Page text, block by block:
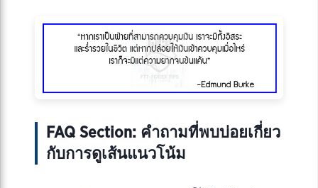
FAQ Section: คำถามที่พบบ่อยเกี่ยว
กับการดูเส้นแนวโน้ม